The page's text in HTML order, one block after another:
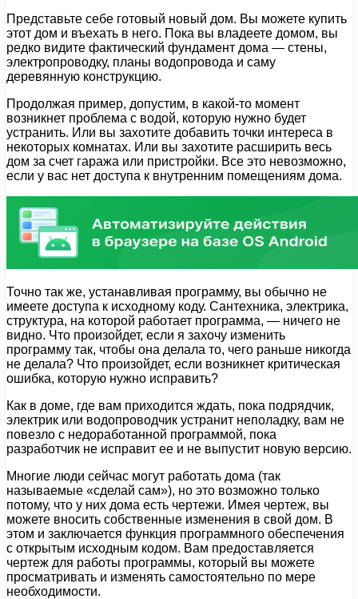
Представьте себе готовый новый дом. Вы можете купить
этот дом и въехать в него. Пока вы владеете домом, вы
редко видите фактический фундамент дома — стены,
электропроводку, планы водопровода и саму
деревянную конструкцию.
Продолжая пример, допустим, в какой-то момент
возникнет проблема с водой, которую нужно будет
устранить. Или вы захотите добавить точки интереса в
некоторых комнатах. Или вы захотите расширить весь
дом за счет гаража или пристройки. Все это невозможно,
если у вас нет доступа к внутренним помещениям дома.
Точно так же, устанавливая программу, вы обычно не
имеете доступа к исходному коду. Сантехника, электрика,
структура, на которой работает программа, — ничего не
видно. Что произойдет, если я захочу изменить
программу так, чтобы она делала то, чего раньше никогда
не делала? Что произойдет, если возникнет критическая
ошибка, которую нужно исправить?
Как в доме, где вам приходится ждать, пока подрядчик,
электрик или водопроводчик устранит неполадку, вам не
повезло с недоработанной программой, пока
разработчик не исправит ее и не выпустит новую версию.
Многие люди сейчас могут работать дома (так
называемые «сделай сам»), но это возможно только
потому, что у них дома есть чертежи. Имея чертеж, вы
можете вносить собственные изменения в свой дом. В
этом и заключается функция программного обеспечения
с открытым исходным кодом. Вам предоставляется
чертеж для работы программы, который вы можете
просматривать и изменять самостоятельно по мере
необходимости.